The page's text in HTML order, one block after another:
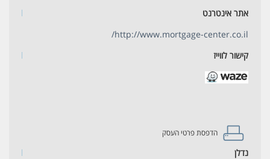
אתר אינטרנט
http://www.mortgage-center.co.il/
קישור לווייז
הדפסת פרטי העסק
נדלן